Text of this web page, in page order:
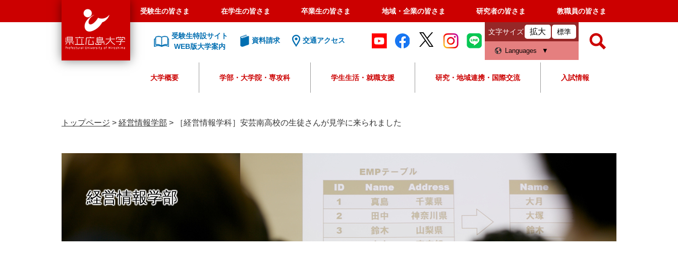
島
大
受験生の皆さま 在学生の皆さま 卒業生の皆さま 地域・企業の皆さま 研究者の皆さま 教職員の皆さま
受験生特設サイト
WEB版大学案内
資料請求 交通アクセス
文字サイズ 拡大 標準
Languages
o
e
ス
タ
ム
検
索
大学概要 学部・大学院・専攻科 学生生活・就職支援 研究・地域連携・国際交流 入試情報
トップページ > 経営情報学部 > ［経営情報学科］安芸南高校の生徒さんが見学に来られました
経営情報学部